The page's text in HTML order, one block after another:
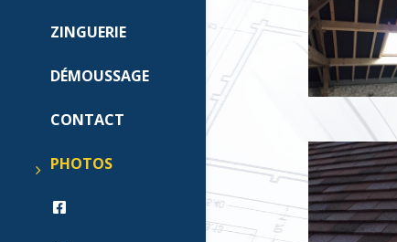
ZINGUERIE
DÉMOUSSAGE
CONTACT
PHOTOS